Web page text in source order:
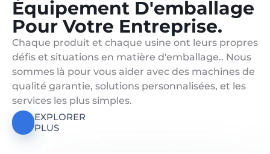
Équipement D'emballage
Pour Votre Entreprise.
Chaque produit et chaque usine ont leurs propres
défis et situations en matière d'emballage.. Nous
sommes là pour vous aider avec des machines de
qualité garantie, solutions personnalisées, et les
services les plus simples.
EXPLORER
PLUS